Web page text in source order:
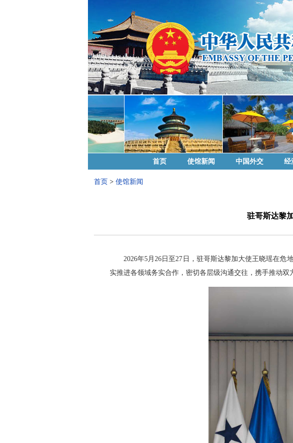
首页 使馆新闻 中国外交 经
首页 > 使馆新闻
驻哥斯达黎
2026年5月26日至27日，驻哥斯达黎加大使王晓瑶在
实推进各领域务实合作，密切各层级沟通交往，携手推动双